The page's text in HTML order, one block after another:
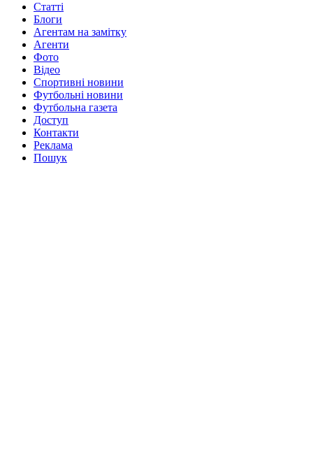
Статті
Блоги
Агентам на замітку
Агенти
Фото
Відео
Спортивні новини
Футбольні новини
Футбольна газета
Доступ
Контакти
Реклама
Пошук